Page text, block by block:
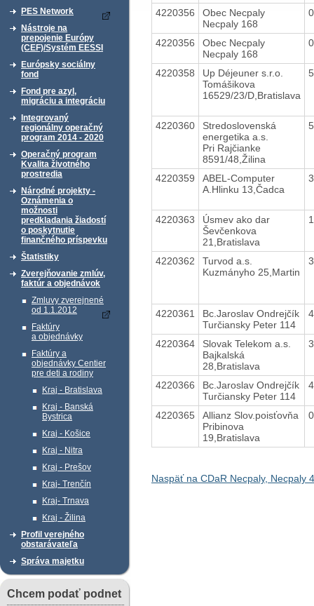
PES Network
Nástroje na
prepojenie Európy
(CEF)/Systém EESSI
Európsky sociálny
fond
Fond pre azyl,
migráciu a integráciu
Integrovaný
regionálny operačný
program 2014 - 2020
Operačný program
Kvalita životného
prostredia
Národné projekty -
Oznámenia o
možnosti
predkladania žiadostí
o poskytnutie
finančného príspevku
Štatistiky
Zverejňovanie zmlúv,
faktúr a objednávok
Zmluvy zverejnené
od 1.1.2012
Faktúry
a objednávky
Faktúry a
objednávky Centier
pre deti a rodiny
Kraj - Bratislava
Kraj - Banská
Bystrica
Kraj - Košice
Kraj - Nitra
Kraj - Prešov
Kraj- Trenčín
Kraj- Trnava
Kraj - Žilina
Profil verejného
obstarávateľa
Správa majetku
Chcem podať podnet
4220356
Obec Necpaly
Necpaly 168
4220356
Obec Necpaly
Necpaly 168
4220358
Up Déjeuner s.r.o.
Tomášikova
16529/23/D,Bratislava
4220360
Stredoslovenská
energetika a.s.
Pri Rajčianke
8591/48,Žilina
4220359
ABEL-Computer
A.Hlinku 13,Čadca
4220363
Úsmev ako dar
Ševčenkova
21,Bratislava
4220362
Turvod a.s.
Kuzmányho 25,Martin
4220361
Bc.Jaroslav Ondrejčík
Turčiansky Peter 114
4220364
Slovak Telekom a.s.
Bajkalská
28,Bratislava
4220366
Bc.Jaroslav Ondrejčík
Turčiansky Peter 114
4220365
Allianz Slov.poisťovňa
Pribinova
19,Bratislava
Naspäť na CDaR Necpaly, Necpaly